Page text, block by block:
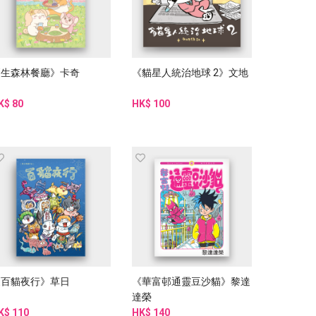
森林餐廳》卡奇
80
《貓星人統治地球 2》文地
HK$ 100
貓夜行》草日
110
《華富邨通靈豆沙貓》黎達
達榮
HK$ 140